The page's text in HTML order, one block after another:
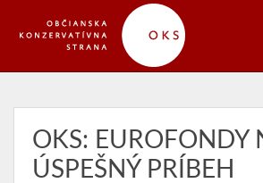
OKS: EUROFONDY
ÚSPEŠNÝ PRÍBEH